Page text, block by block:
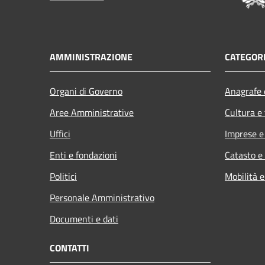
AMMINISTRAZIONE
Organi di Governo
Aree Amministrative
Uffici
Enti e fondazioni
Politici
Personale Amministrativo
Documenti e dati
Cultura
Imprese
Catasto
Mobilità
CONTATTI